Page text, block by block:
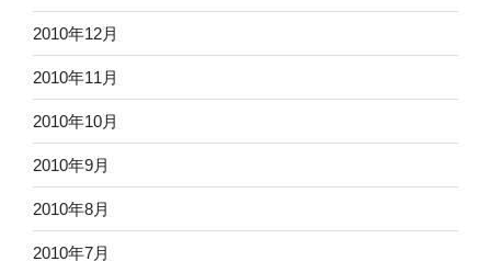
2010年12月
2010年11月
2010年10月
2010年9月
2010年8月
2010年7月